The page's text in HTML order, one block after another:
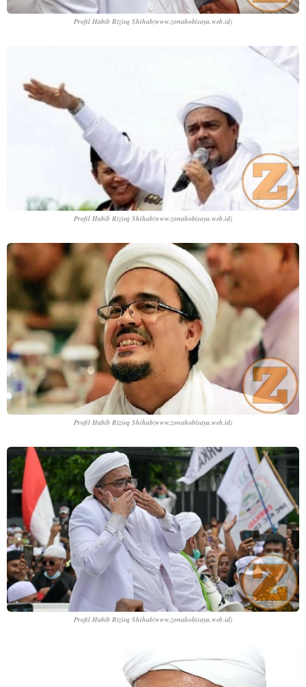
Profil Habib Rizieq Shihab(www.zonahobisaya.web.id)
Profil Habib Rizieq Shihab(www.zonahobisaya.web.id)
Profil Habib Rizieq Shihab(www.zonahobisaya.web.id)
Profil Habib Rizieq Shihab(www.zonahobisaya.web.id)